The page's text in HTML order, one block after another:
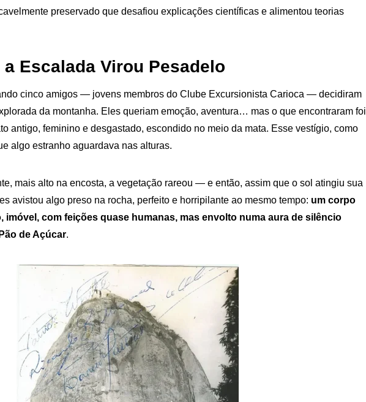
preservado que desafiou explicações científicas e alimentou teorias
a Escalada Virou Pesadelo
cinco amigos — jovens membros do Clube Excursionista Carioca — decidiram
da montanha. Eles queriam emoção, aventura… mas o que encontraram foi
antigo, feminino e desgastado, escondido no meio da mata. Esse vestígio, como
algo estranho aguardava nas alturas.
mais alto na encosta, a vegetação rareou — e então, assim que o sol atingiu sua
avistou algo preso na rocha, perfeito e horripilante ao mesmo tempo: um corpo
imóvel, com feições quase humanas, mas envolto numa aura de silêncio
de Açúcar.